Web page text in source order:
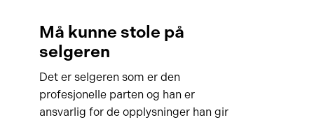
Må kunne stole på
selgeren
Det er selgeren som er den
profesjonelle parten og han er
ansvarlig for de opplysninger han gir